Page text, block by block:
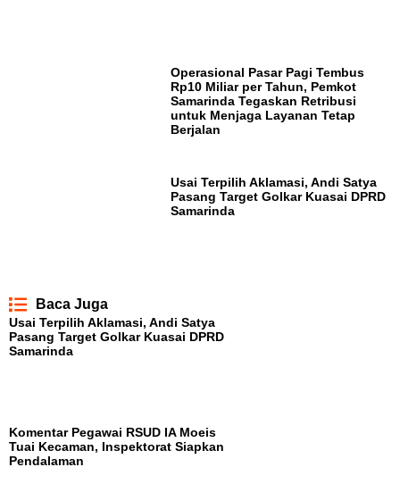
Operasional Pasar Pagi Tembus
Rp10 Miliar per Tahun, Pemkot
Samarinda Tegaskan Retribusi
untuk Menjaga Layanan Tetap
Berjalan
Usai Terpilih Aklamasi, Andi Satya
Pasang Target Golkar Kuasai DPRD
Samarinda
Baca Juga
Usai Terpilih Aklamasi, Andi Satya
Pasang Target Golkar Kuasai DPRD
Samarinda
Komentar Pegawai RSUD IA Moeis
Tuai Kecaman, Inspektorat Siapkan
Pendalaman